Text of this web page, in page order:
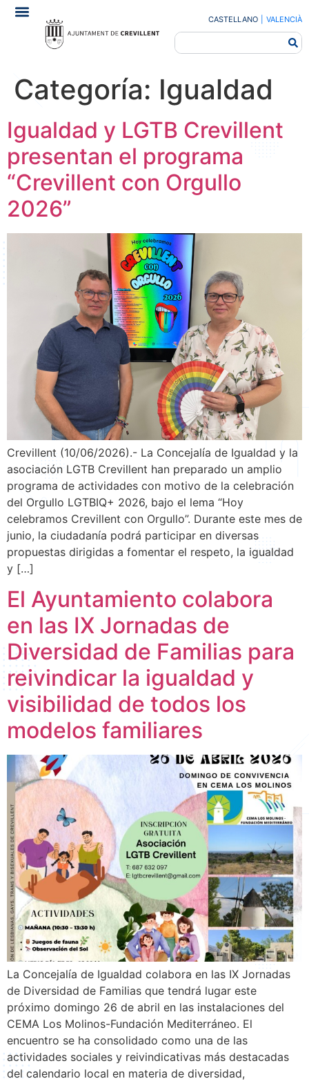
CASTELLANO VALENCIÀ
Categoría: Igualdad
Igualdad y LGTB Crevillent
presentan el programa
“Crevillent con Orgullo
2026”
Crevillent (10/06/2026).- La Concejalía de Igualdad y la
asociación LGTB Crevillent han preparado un amplio
programa de actividades con motivo de la celebración
del Orgullo LGTBIQ+ 2026, bajo el lema “Hoy
celebramos Crevillent con Orgullo”. Durante este mes de
junio, la ciudadanía podrá participar en diversas
propuestas dirigidas a fomentar el respeto, la igualdad
y […]
El Ayuntamiento colabora
en las IX Jornadas de
Diversidad de Familias para
reivindicar la igualdad y
visibilidad de todos los
modelos familiares
La Concejalía de Igualdad colabora en las IX Jornadas
de Diversidad de Familias que tendrá lugar este
próximo domingo 26 de abril en las instalaciones del
CEMA Los Molinos-Fundación Mediterráneo. El
encuentro se ha consolidado como una de las
actividades sociales y reivindicativas más destacadas
del calendario local en materia de diversidad,